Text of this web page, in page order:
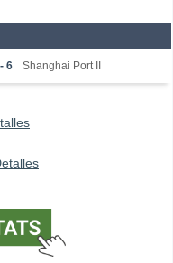
6 Shanghai Port II